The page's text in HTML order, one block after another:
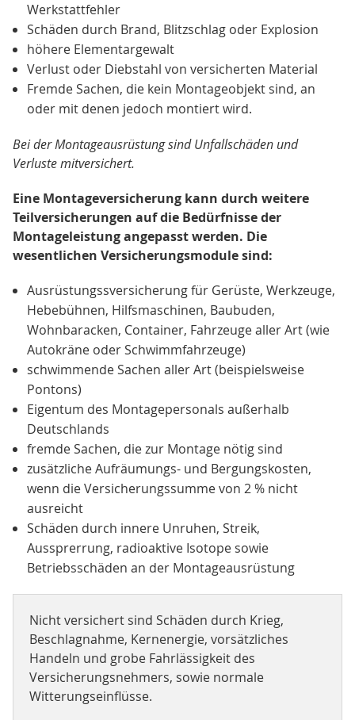
Werkstattfehler
Schäden durch Brand, Blitzschlag oder Explosion
höhere Elementargewalt
Verlust oder Diebstahl von versicherten Material
Fremde Sachen, die kein Montageobjekt sind, an
oder mit denen jedoch montiert wird.
Bei der Montageausrüstung sind Unfallschäden und
Verluste mitversichert.
Eine Montageversicherung kann durch weitere
Teilversicherungen auf die Bedürfnisse der
Montageleistung angepasst werden. Die
wesentlichen Versicherungsmodule sind:
Ausrüstungssversicherung für Gerüste, Werkzeuge,
Hebebühnen, Hilfsmaschinen, Baubuden,
Wohnbaracken, Container, Fahrzeuge aller Art (wie
Autokräne oder Schwimmfahrzeuge)
schwimmende Sachen aller Art (beispielsweise
Pontons)
Eigentum des Montagepersonals außerhalb
Deutschlands
fremde Sachen, die zur Montage nötig sind
zusätzliche Aufräumungs- und Bergungskosten,
wenn die Versicherungssumme von 2 % nicht
ausreicht
Schäden durch innere Unruhen, Streik,
Aussprerrung, radioaktive Isotope sowie
Betriebsschäden an der Montageausrüstung
Nicht versichert sind Schäden durch Krieg,
Beschlagnahme, Kernenergie, vorsätzliches
Handeln und grobe Fahrlässigkeit des
Versicherungsnehmers, sowie normale
Witterungseinflüsse.